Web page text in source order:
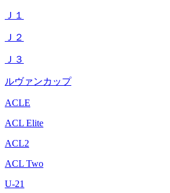
Ｊ１
Ｊ２
Ｊ３
ルヴァンカップ
ACLE
ACL Elite
ACL2
ACL Two
U-21